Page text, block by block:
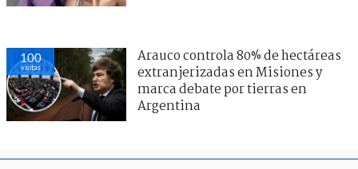
100
visitas
Arauco controla 80% de hectáreas
extranjerizadas en Misiones y
marca debate por tierras en
Argentina